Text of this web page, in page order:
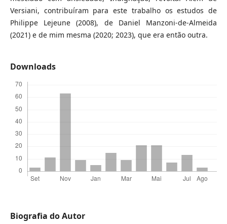
Versiani, contribuíram para este trabalho os estudos de
Philippe Lejeune (2008), de Daniel Manzoni-de-Almeida
(2021) e de mim mesma (2020; 2023), que era então outra.
Downloads
Biografia do Autor